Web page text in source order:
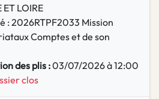
ET LOIRE
: 2026RTPF2033 Mission
Comptes et de son
des plis :03/07/2026 à 12:00
clos